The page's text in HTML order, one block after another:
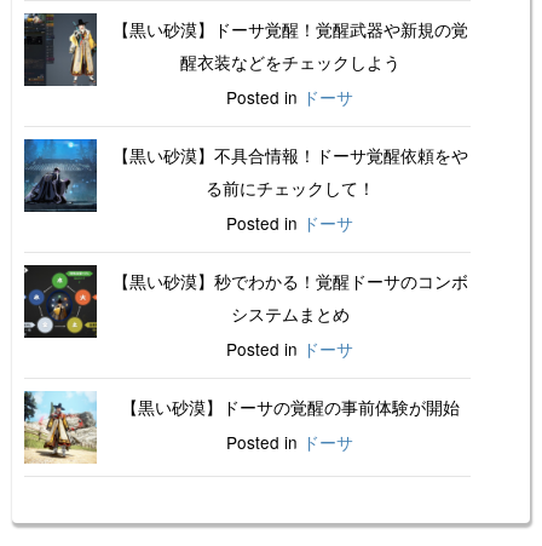
【黒い砂漠】ドーサ覚醒！覚醒武器や新規の覚
醒衣装などをチェックしよう
Posted in ドーサ
【黒い砂漠】不具合情報！ドーサ覚醒依頼をや
る前にチェックして！
Posted in ドーサ
【黒い砂漠】秒でわかる！覚醒ドーサのコンボ
システムまとめ
Posted in ドーサ
【黒い砂漠】ドーサの覚醒の事前体験が開始
Posted in ドーサ